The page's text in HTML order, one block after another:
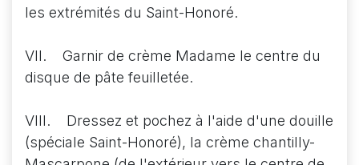
les extrémités du Saint-Honoré.
VII. Garnir de crème Madame le centre du
disque de pâte feuilletée.
VIII. Dressez et pochez à l'aide d'une douille
(spéciale Saint-Honoré), la crème chantilly-